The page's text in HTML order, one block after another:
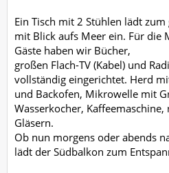
Ein Tisch mit 2 Stühlen lädt
mit Blick aufs Meer ein. Für die
Gäste haben wir Bücher,
großen Flach-TV (Kabel) und
vollständig eingerichtet. Herd
und Backofen, Mikrowelle mit
Wasserkocher,
Gläsern.
Ob nun morgens oder abends
lädt der Südbalkon zum